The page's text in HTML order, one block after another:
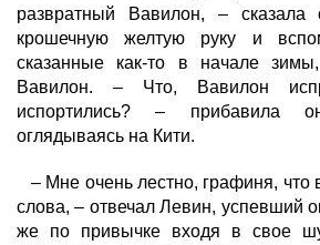
развратный Вавилон, –
крошечную желтую руку и
сказанные как-то в начале
Вавилон. – Что, Вавилон
испортились? – прибавила
оглядываясь на Кити.
– Мне очень лестно, графиня, что
слова, – отвечал Левин, успевший
же по привычке входя в свое